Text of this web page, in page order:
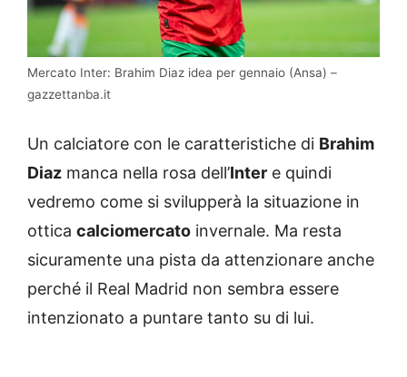
Mercato Inter: Brahim Diaz idea per gennaio (Ansa) –
gazzettanba.it
Un calciatore con le caratteristiche di Brahim
Diaz manca nella rosa dell’Inter e quindi
vedremo come si svilupperà la situazione in
ottica calciomercato invernale. Ma resta
sicuramente una pista da attenzionare anche
perché il Real Madrid non sembra essere
intenzionato a puntare tanto su di lui.